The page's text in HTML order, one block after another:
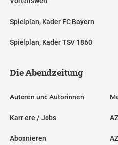
Spielplan, Kader FC Bayern
Spielplan, Kader TSV 1860
Die Abendzeitung
Autoren und Autorinnen
Karriere / Jobs
Abonnieren